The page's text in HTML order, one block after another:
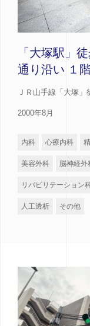
「大塚駅」
通り沿い １
ＪＲ山手線「大塚
2000年8月
内科 心療内科
美容外科 脳神経外
リバビリテーション
人工透析 その他